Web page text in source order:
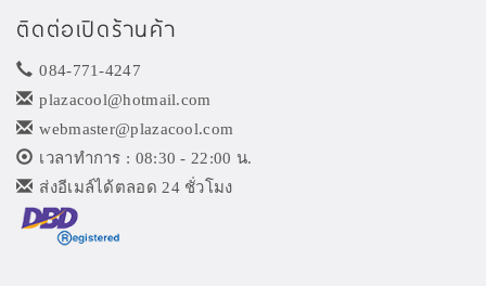
ติดต่อเปิดร้านค้า
084-771-4247
plazacool@hotmail.com
webmaster@plazacool.com
เวลาทำการ : 08:30 - 22:00 น.
ส่งอีเมล์ได้ตลอด 24 ชั่วโมง